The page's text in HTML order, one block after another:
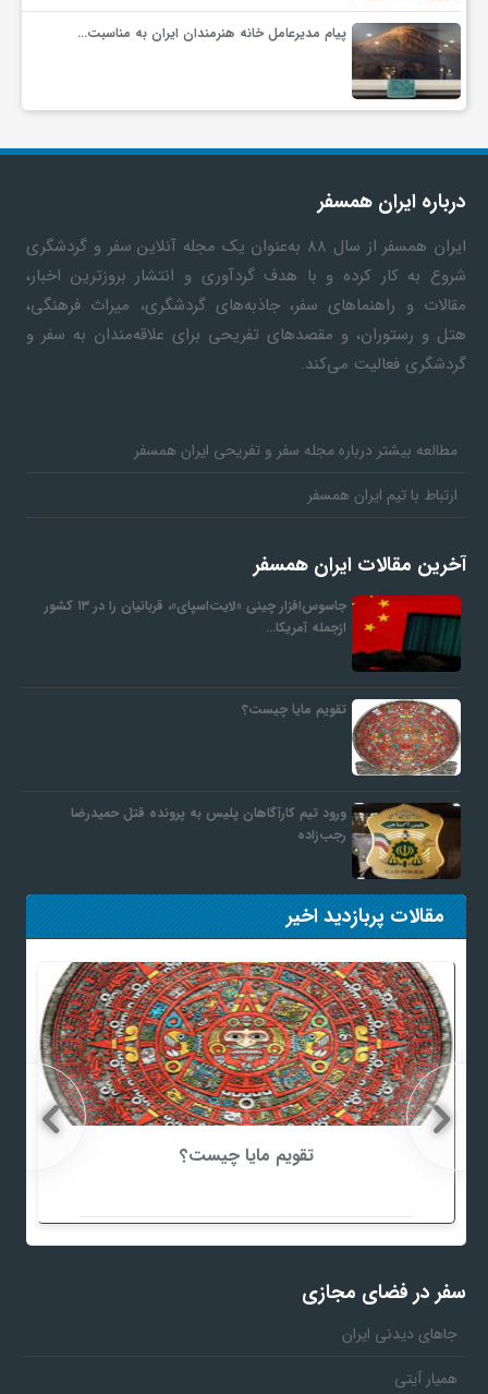
پیام مدیرعامل خانه هنرمندان ایران به مناسبت…
درباره ایران همسفر
ایران همسفر
از سال ۸۸ به‎‌عنوان یک مجله آنلاین سفر و گردشگری
شروع به کار کرده و با هدف گردآوری و انتشار بروزترین اخبار،
مقالات و راهنماهای سفر، جاذبه‌های گردشگری، میراث فرهنگی،
هتل و رستوران، و مقصدهای تفریحی برای علاقه‌مندان به سفر و
گردشگری فعالیت می‌کند.
مطالعه بیشتر درباره مجله سفر و تفریحی ایران همسفر
ارتباط با تیم ایران همسفر
آخرین مقالات ایران همسفر
جاسوس‌افزار چینی «لایت‌اسپای»، قربانیان را در ۱۳ کشور
ازجمله آمریکا…
تقویم مایا چیست؟
ورود تیم کارآگاهان پلیس به پرونده قتل حمیدرضا
رجب‌زاده
مقالات پربازدید اخیر
تقویم مایا چیست؟
سفر در فضای مجازی
جاهای دیدنی ایران
همیار آیتی